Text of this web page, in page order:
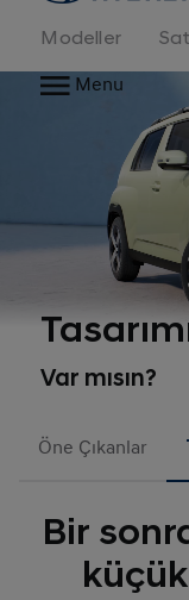
Modeller
Menu
Var mısın?
Öne Çıkanlar
Bir